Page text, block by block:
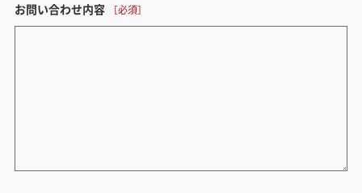
お問い合わせ内容